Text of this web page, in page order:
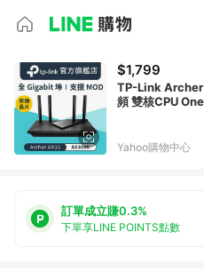
$1,799
TP-Link
頻 雙核CPU
Yahoo購物中心
訂單成立賺0.3%
下單享LINE POINTS點數